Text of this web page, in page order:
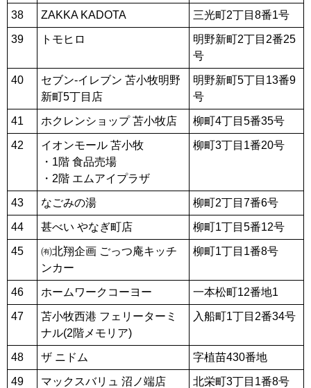
38 ZAKKA KADOTA 三光町2丁目8番1号
39 トモヒロ
明野新町2丁目2番25
号
40
セブン‐イレブン 苫小牧明野
新町5丁目店
明野新町5丁目13番9
号
41 ホクレンショップ 苫小牧店 柳町4丁目5番35号
42
イオンモール 苫小牧
・1階 食品売場
・2階 エムアイプラザ
柳町3丁目1番20号
43 なごみの湯 柳町2丁目7番6号
44 甚べい やなぎ町店 柳町1丁目5番12号
45
㈲北翔企画 ごっつ庵キッチ
ンカー
柳町1丁目1番8号
46 ホームワークコーヨー 一本松町12番地1
47
苫小牧西港 フェリーターミ
ナル(2階メモリア)
入船町1丁目2番34号
48 ザ ニドム 字植苗430番地
49 マックスバリュ 沼ノ端店 北栄町3丁目1番8号